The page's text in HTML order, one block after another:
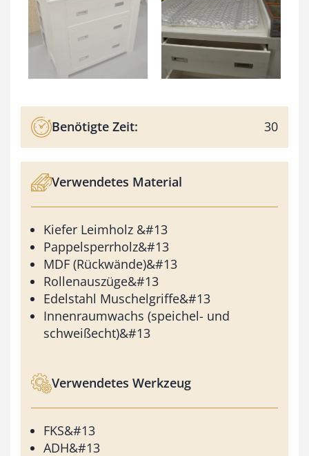
Benötigte Zeit: 30
Verwendetes Material
Kiefer Leimholz &#13
Pappelsperrholz&#13
MDF (Rückwände)&#13
Rollenauszüge&#13
Edelstahl Muschelgriffe&#13
Innenraumwachs (speichel- und
schweißecht)&#13
Verwendetes Werkzeug
FKS&#13
ADH&#13